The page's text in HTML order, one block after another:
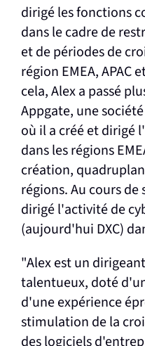
dirigé les fonctions
dans le cadre de
et de périodes de
région EMEA, APAC
cela, Alex a passé
Appgate, une
où il a créé et
dans les régions
création,
régions. Au cours
dirigé l'activité de
(aujourd'hui DXC)
"Alex est un
talentueux, doté
d'une expérience
stimulation de la
des logiciels